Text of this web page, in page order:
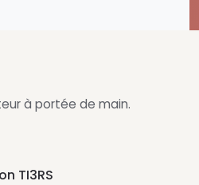
à portée de main.
TI3RS